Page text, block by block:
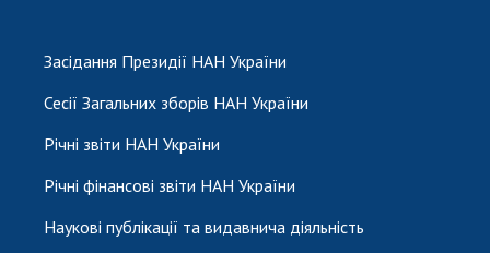
Засідання Президії НАН України
Сесії Загальних зборів НАН України
Річні звіти НАН України
Річні фінансові звіти НАН України
Наукові публікації та видавнича діяльність